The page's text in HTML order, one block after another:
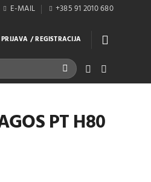
E-MAIL +385 91 2010 680
PRIJAVA / REGISTRACIJA
PT H80